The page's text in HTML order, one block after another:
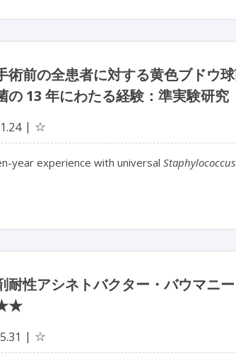
術前の全患者に対する黄色ブドウ
の 13 年にわたる経験：準実験
☆
year experience with universal
耐性アシネトバクター・バウマニ
☆